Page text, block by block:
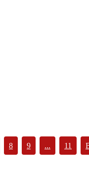
8 9 ... 11